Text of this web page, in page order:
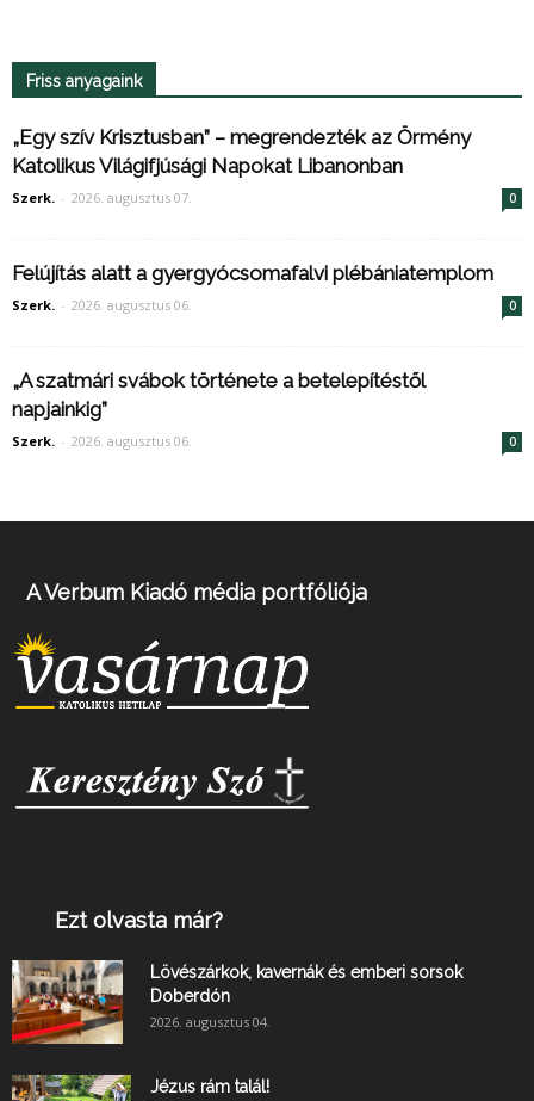
Friss anyagaink
„Egy szív Krisztusban” – megrendezték az Örmény
Katolikus Világifjúsági Napokat Libanonban
Szerk. - 2026. augusztus 07. 0
Felújítás alatt a gyergyócsomafalvi plébániatemplom
Szerk. - 2026. augusztus 06. 0
„A szatmári svábok története a betelepítéstől
napjainkig”
Szerk. - 2026. augusztus 06. 0
A Verbum Kiadó média portfóliója
Ezt olvasta már?
Lövészárkok, kavernák és emberi sorsok
Doberdón
2026. augusztus 04.
Jézus rám talál!